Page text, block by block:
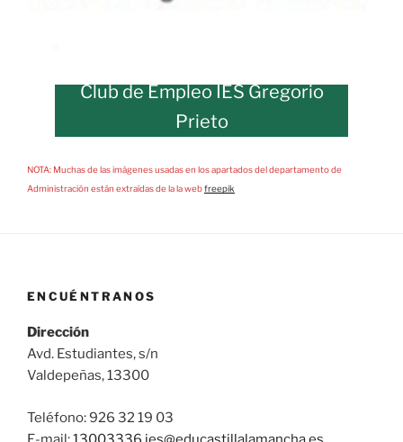
Club de Empleo IES Gregorio
Prieto
NOTA: Muchas de las imágenes usadas en los apartados del departamento de
Administración están extraídas de la la webfreepik
ENCUÉNTRANOS
Dirección
Avd. Estudiantes, s/n
Valdepeñas, 13300
Teléfono: 926 32 19 03